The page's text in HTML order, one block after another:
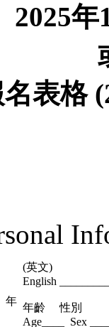
2025年
表格
(英文)
English
年齡 性別
Age____ Sex